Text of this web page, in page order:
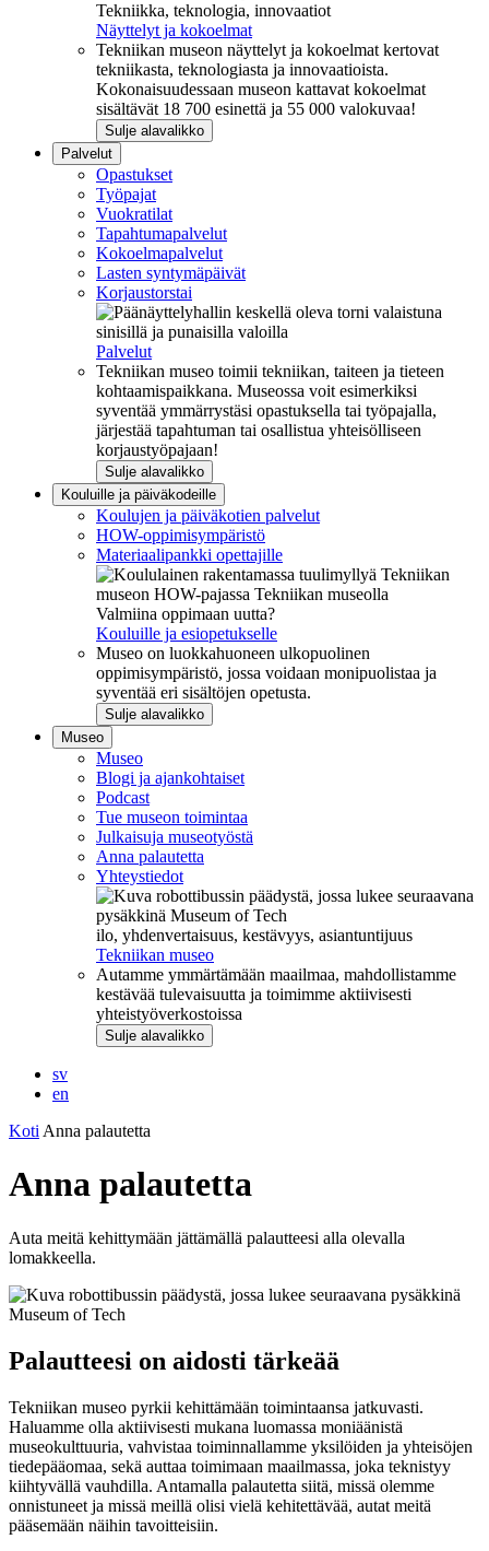
Tekniikka, teknologia, innovaatiot
Näyttelyt ja kokoelmat
Tekniikan museon näyttelyt ja kokoelmat kertovat
tekniikasta, teknologiasta ja innovaatioista.
Kokonaisuudessaan museon kattavat kokoelmat
sisältävät 18 700 esinettä ja 55 000 valokuvaa!
Sulje alavalikko
Palvelut
Opastukset
Työpajat
Vuokratilat
Tapahtumapalvelut
Kokoelmapalvelut
Lasten syntymäpäivät
Korjaustorstai
Palvelut
Tekniikan museo toimii tekniikan, taiteen ja tieteen
kohtaamispaikkana. Museossa voit esimerkiksi
syventää ymmärrystäsi opastuksella tai työpajalla,
järjestää tapahtuman tai osallistua yhteisölliseen
korjaustyöpajaan!
Sulje alavalikko
Kouluille ja päiväkodeille
Koulujen ja päiväkotien palvelut
HOW-oppimisympäristö
Materiaalipankki opettajille
Valmiina oppimaan uutta?
Kouluille ja esiopetukselle
Museo on luokkahuoneen ulkopuolinen
oppimisympäristö, jossa voidaan monipuolistaa ja
syventää eri sisältöjen opetusta.
Sulje alavalikko
Museo
Museo
Blogi ja ajankohtaiset
Podcast
Tue museon toimintaa
Julkaisuja museotyöstä
Anna palautetta
Yhteystiedot
ilo, yhdenvertaisuus, kestävyys, asiantuntijuus
Tekniikan museo
Autamme ymmärtämään maailmaa, mahdollistamme
kestävää tulevaisuutta ja toimimme aktiivisesti
yhteistyöverkostoissa
Sulje alavalikko
sv
en
Koti Anna palautetta
Anna palautetta
Auta meitä kehittymään jättämällä palautteesi alla olevalla
lomakkeella.
Palautteesi on aidosti tärkeää
Tekniikan museo pyrkii kehittämään toimintaansa jatkuvasti.
Haluamme olla aktiivisesti mukana luomassa moniäänistä
museokulttuuria, vahvistaa toiminnallamme yksilöiden ja yhteisöjen
tiedepääomaa, sekä auttaa toimimaan maailmassa, joka teknistyy
kiihtyvällä vauhdilla. Antamalla palautetta siitä, missä olemme
onnistuneet ja missä meillä olisi vielä kehitettävää, autat meitä
pääsemään näihin tavoitteisiin.